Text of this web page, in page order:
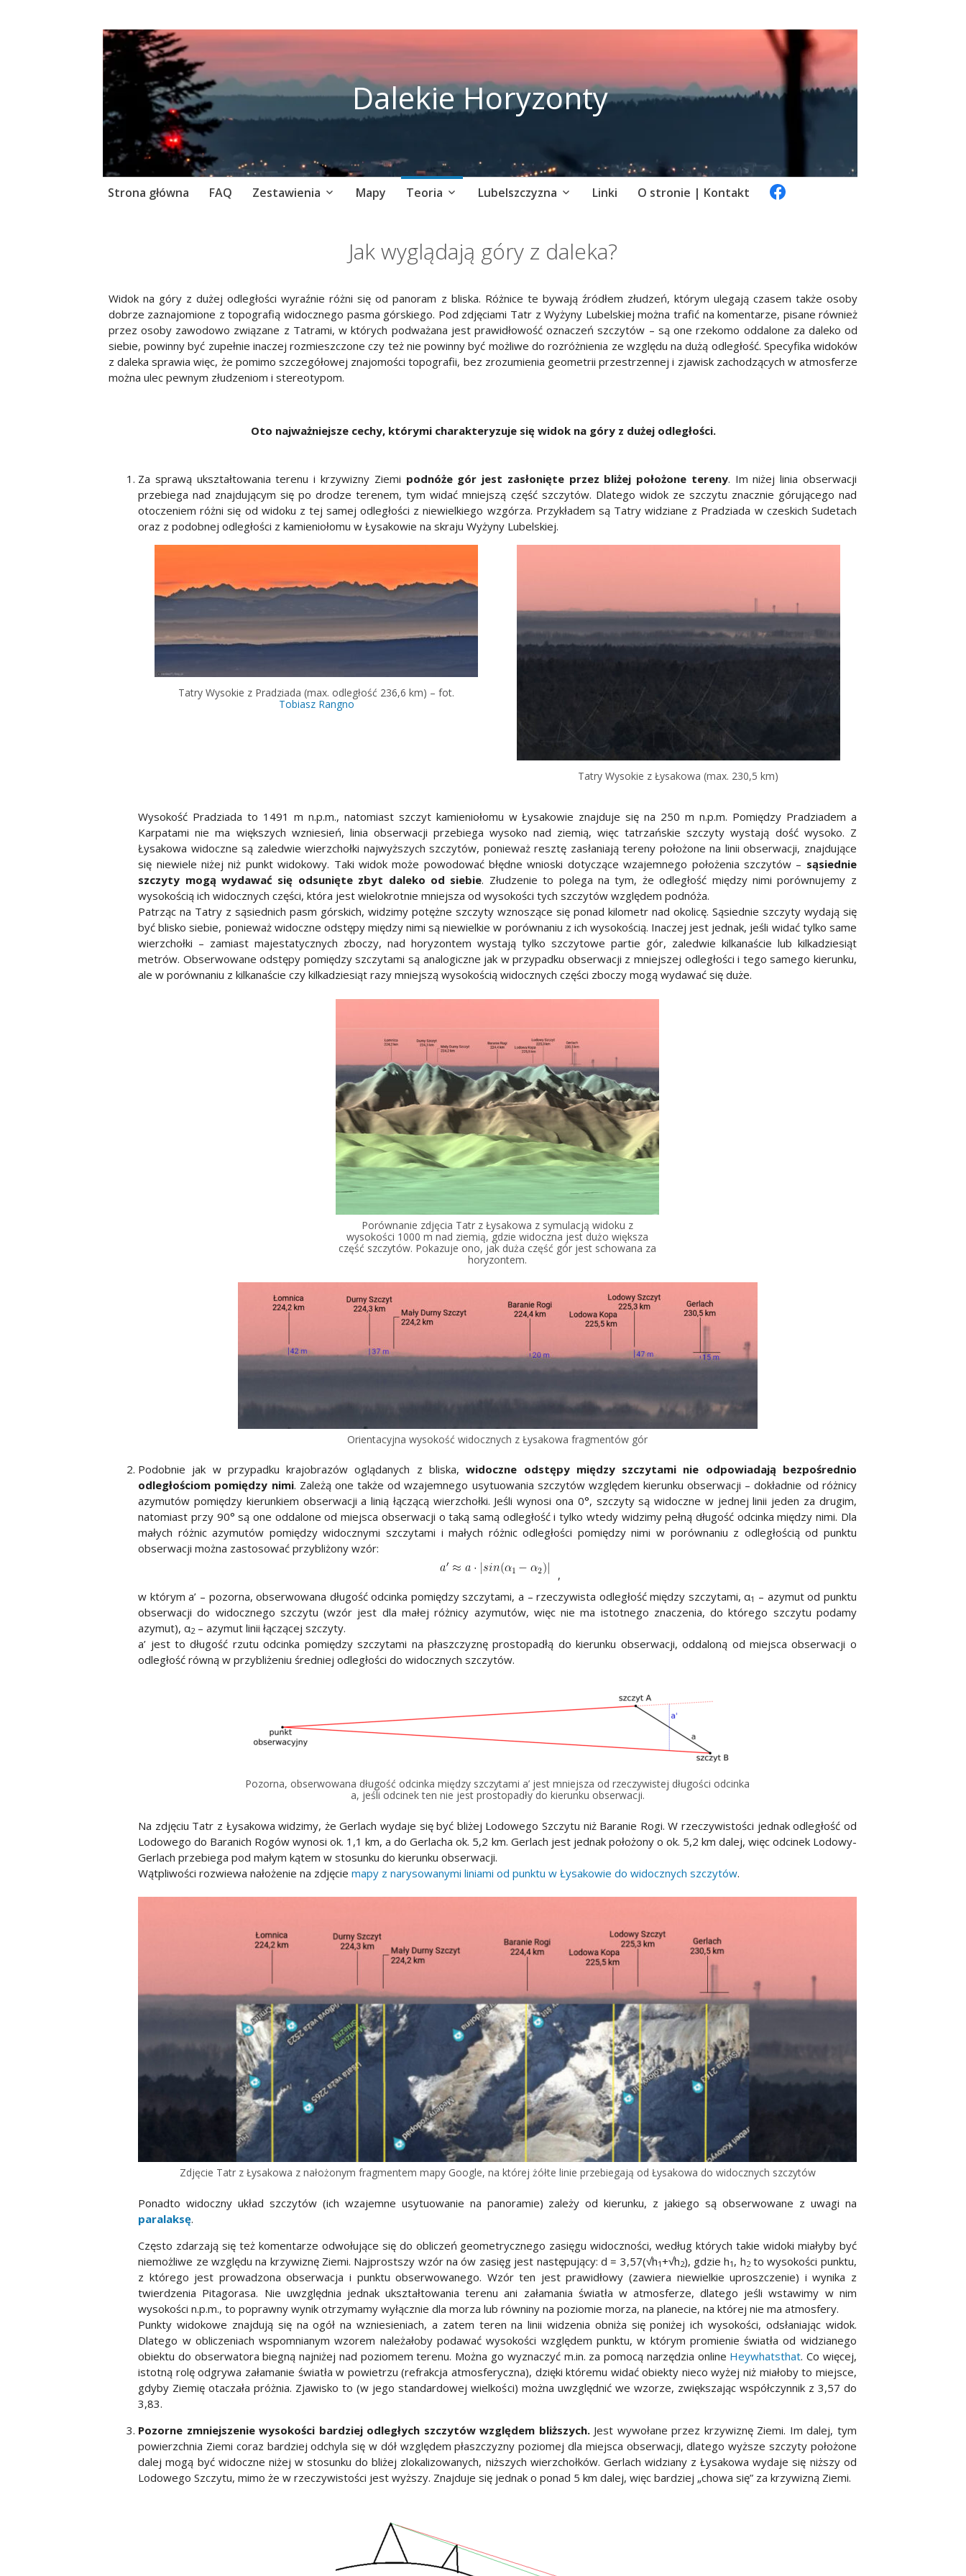
Dalekie Horyzonty
Skip
Strona główna FAQ Zestawienia Mapy Teoria Lubelszczyzna Linki O stronie | Kontakt
Jak wyglądają góry z daleka?
Widok na góry z dużej odległości wyraźnie różni się od panoram z bliska. Różnice te bywają źródłem złudzeń, którym ulegają czasem także osoby
dobrze zaznajomione z topografią widocznego pasma górskiego. Pod zdjęciami Tatr z Wyżyny Lubelskiej można trafić na komentarze, pisane również
przez osoby zawodowo związane z Tatrami, w których podważana jest prawidłowość oznaczeń szczytów – są one rzekomo oddalone za daleko od
siebie, powinny być zupełnie inaczej rozmieszczone czy też nie powinny być możliwe do rozróżnienia ze względu na dużą odległość. Specyfika widoków
z daleka sprawia więc, że pomimo szczegółowej znajomości topografii, bez zrozumienia geometrii przestrzennej i zjawisk zachodzących w atmosferze
można ulec pewnym złudzeniom i stereotypom.
Oto najważniejsze cechy, którymi charakteryzuje się widok na góry z dużej odległości.
Za sprawą ukształtowania terenu i krzywizny Ziemi podnóże gór jest zasłonięte przez bliżej położone tereny. Im niżej linia obserwacji
przebiega nad znajdującym się po drodze terenem, tym widać mniejszą część szczytów. Dlatego widok ze szczytu znacznie górującego nad
otoczeniem różni się od widoku z tej samej odległości z niewielkiego wzgórza. Przykładem są Tatry widziane z Pradziada w czeskich Sudetach
oraz z podobnej odległości z kamieniołomu w Łysakowie na skraju Wyżyny Lubelskiej.
Tatry Wysokie z Pradziada (max. odległość 236,6 km) – fot.
Tobiasz Rangno
Tatry Wysokie z Łysakowa (max. 230,5 km)
Wysokość Pradziada to 1491 m n.p.m., natomiast szczyt kamieniołomu w Łysakowie znajduje się na 250 m n.p.m. Pomiędzy Pradziadem a
Karpatami nie ma większych wzniesień, linia obserwacji przebiega wysoko nad ziemią, więc tatrzańskie szczyty wystają dość wysoko. Z
Łysakowa widoczne są zaledwie wierzchołki najwyższych szczytów, ponieważ resztę zasłaniają tereny położone na linii obserwacji, znajdujące
się niewiele niżej niż punkt widokowy. Taki widok może powodować błędne wnioski dotyczące wzajemnego położenia szczytów – sąsiednie
szczyty mogą wydawać się odsunięte zbyt daleko od siebie. Złudzenie to polega na tym, że odległość między nimi porównujemy z
wysokością ich widocznych części, która jest wielokrotnie mniejsza od wysokości tych szczytów względem podnóża.
Patrząc na Tatry z sąsiednich pasm górskich, widzimy potężne szczyty wznoszące się ponad kilometr nad okolicę. Sąsiednie szczyty wydają się
być blisko siebie, ponieważ widoczne odstępy między nimi są niewielkie w porównaniu z ich wysokością. Inaczej jest jednak, jeśli widać tylko same
wierzchołki – zamiast majestatycznych zboczy, nad horyzontem wystają tylko szczytowe partie gór, zaledwie kilkanaście lub kilkadziesiąt
metrów. Obserwowane odstępy pomiędzy szczytami są analogiczne jak w przypadku obserwacji z mniejszej odległości i tego samego kierunku,
ale w porównaniu z kilkanaście czy kilkadziesiąt razy mniejszą wysokością widocznych części zboczy mogą wydawać się duże.
Porównanie zdjęcia Tatr z Łysakowa z symulacją widoku z
wysokości 1000 m nad ziemią, gdzie widoczna jest dużo większa
część szczytów. Pokazuje ono, jak duża część gór jest schowana za
horyzontem.
Orientacyjna wysokość widocznych z Łysakowa fragmentów gór
Podobnie jak w przypadku krajobrazów oglądanych z bliska,widoczne odstępy między szczytami nie odpowiadają bezpośrednio
odległościom pomiędzy nimi. Zależą one także od wzajemnego usytuowania szczytów względem kierunku obserwacji – dokładnie od różnicy
azymutów pomiędzy kierunkiem obserwacji a linią łączącą wierzchołki. Jeśli wynosi ona 0°, szczyty są widoczne w jednej linii jeden za drugim,
natomiast przy 90° są one oddalone od miejsca obserwacji o taką samą odległość i tylko wtedy widzimy pełną długość odcinka między nimi. Dla
małych różnic azymutów pomiędzy widocznymi szczytami i małych różnic odległości pomiędzy nimi w porównaniu z odległością od punktu
obserwacji można zastosować przybliżony wzór:
,
w którym a’ – pozorna, obserwowana długość odcinka pomiędzy szczytami, a – rzeczywista odległość między szczytami, α1 – azymut od punktu
obserwacji do widocznego szczytu (wzór jest dla małej różnicy azymutów, więc nie ma istotnego znaczenia, do którego szczytu podamy
azymut), α2 – azymut linii łączącej szczyty.
a’ jest to długość rzutu odcinka pomiędzy szczytami na płaszczyznę prostopadłą do kierunku obserwacji, oddaloną od miejsca obserwacji o
odległość równą w przybliżeniu średniej odległości do widocznych szczytów.
Pozorna, obserwowana długość odcinka między szczytami a’ jest mniejsza od rzeczywistej długości odcinka
a, jeśli odcinek ten nie jest prostopadły do kierunku obserwacji.
Na zdjęciu Tatr z Łysakowa widzimy, że Gerlach wydaje się być bliżej Lodowego Szczytu niż Baranie Rogi. W rzeczywistości jednak odległość od
Lodowego do Baranich Rogów wynosi ok. 1,1 km, a do Gerlacha ok. 5,2 km. Gerlach jest jednak położony o ok. 5,2 km dalej, więc odcinek Lodowy-
Gerlach przebiega pod małym kątem w stosunku do kierunku obserwacji.
Wątpliwości rozwiewa nałożenie na zdjęciemapy z narysowanymi liniami od punktu w Łysakowie do widocznych szczytów.
Zdjęcie Tatr z Łysakowa z nałożonym fragmentem mapy Google, na której żółte linie przebiegają od Łysakowa do widocznych szczytów
Ponadto widoczny układ szczytów (ich wzajemne usytuowanie na panoramie) zależy od kierunku, z jakiego są obserwowane z uwagi na
paralaksę.
Często zdarzają się też komentarze odwołujące się do obliczeń geometrycznego zasięgu widoczności, według których takie widoki miałyby być
niemożliwe ze względu na krzywiznę Ziemi. Najprostszy wzór na ów zasięg jest następujący: d = 3,57(√h1+√h2), gdzie h1, h2to wysokości punktu,
z którego jest prowadzona obserwacja i punktu obserwowanego. Wzór ten jest prawidłowy (zawiera niewielkie uproszczenie) i wynika z
twierdzenia Pitagorasa. Nie uwzględnia jednak ukształtowania terenu ani załamania światła w atmosferze, dlatego jeśli wstawimy w nim
wysokości n.p.m., to poprawny wynik otrzymamy wyłącznie dla morza lub równiny na poziomie morza, na planecie, na której nie ma atmosfery.
Punkty widokowe znajdują się na ogół na wzniesieniach, a zatem teren na linii widzenia obniża się poniżej ich wysokości, odsłaniając widok.
Dlatego w obliczeniach wspomnianym wzorem należałoby podawać wysokości względem punktu, w którym promienie światła od widzianego
obiektu do obserwatora biegną najniżej nad poziomem terenu. Można go wyznaczyć m.in. za pomocą narzędzia online Heywhatsthat. Co więcej,
istotną rolę odgrywa załamanie światła w powietrzu (refrakcja atmosferyczna), dzięki któremu widać obiekty nieco wyżej niż miałoby to miejsce,
gdyby Ziemię otaczała próżnia. Zjawisko to (w jego standardowej wielkości) można uwzględnić we wzorze, zwiększając współczynnik z 3,57 do
3,83.
Pozorne zmniejszenie wysokości bardziej odległych szczytów względem bliższych.Jest wywołane przez krzywiznę Ziemi. Im dalej, tym
powierzchnia Ziemi coraz bardziej odchyla się w dół względem płaszczyzny poziomej dla miejsca obserwacji, dlatego wyższe szczyty położone
dalej mogą być widoczne niżej w stosunku do bliżej zlokalizowanych, niższych wierzchołków. Gerlach widziany z Łysakowa wydaje się niższy od
Lodowego Szczytu, mimo że w rzeczywistości jest wyższy. Znajduje się jednak o ponad 5 km dalej, więc bardziej „chowa się” za krzywizną Ziemi.